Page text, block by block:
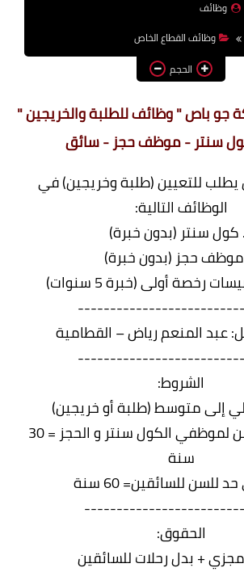
بالجامعات والمعاهد
اخبار
وظائف
وظائف القطاع الخاص
الحجم
جو باص " وظائف للطلبة والخريجين "
سنتر - موظف حجز - سائق
للتعيين (طلبة وخريجين) في
الوظائف التالية:
عبد المنعم رياض – القطامية
الشروط:
إلى متوسط (طلبة أو خريجين)
• أقصى حد للسن لموظفي الكول سنتر و الحجز = 30
سنة
للسن للسائقين= 60 سنة
الحقوق:
+ بدل رحلات للسائقين